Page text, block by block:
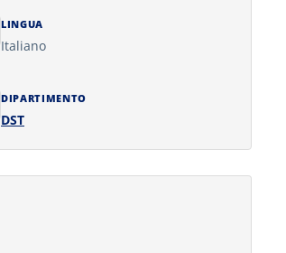
LINGUA
Italiano
DIPARTIMENTO
DST